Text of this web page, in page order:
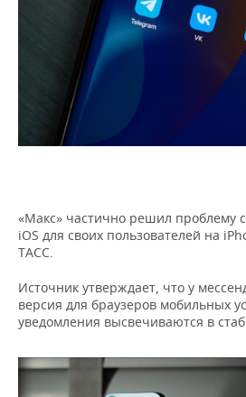
НЕФТЕХИМИЯ
ЭНЕРГЕТИКА
РОЗНИЧНАЯ ТОРГОВЛЯ
ТРАНСПОРТ
УСЛУГИ
НОВОСТИ ТЕХНОЛОГИЙ
МЕДИА
МЕРОПРИЯТИЯ
НОВОСТИ МЕРОПРИЯТИЙ
ВЫЕЗДНАЯ РЕДАКЦИЯ
ОТКРЫТАЯ ЛЕКЦИЯ
НОВОСТИ СПОРТА
БАСКЕТБОЛ
ВОЛЕЙБОЛ
КИБЕРСПОРТ
ФИГУРНОЕ КАТАНИЕ
ОБЩЕСТВО
ИНФРАСТРУКТУРА
ИСТОРИЯ
КУЛЬТУРА
МЕДИЦИНА
СПРАВОЧНИК
СПИСОК ПЕРСОН
СПИСОК КОМПАНИЙ
ПОЛНАЯ ВЕРСИЯ
«Макс» частично решил проблему
iOS для своих пользователей на
ТАСС.
Источник утверждает, что у
версия для браузеров мобильных
уведомления высвечиваются в